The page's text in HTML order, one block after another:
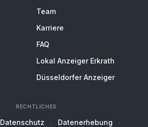
Team
Karriere
FAQ
Lokal Anzeiger Erkrath
Düsseldorfer Anzeiger
RECHTLICHES
Datenschutz Datenerhebung